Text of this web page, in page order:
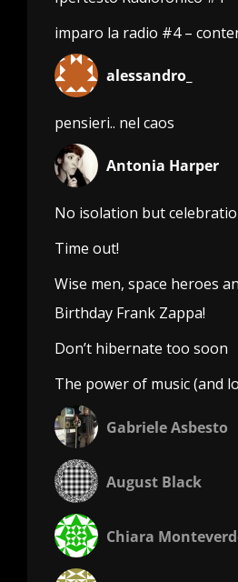
imparo la radio #4 –
alessandro_
pensieri.. nel caos
Antonia Harper
No isolation but
Time out!
Wise men, space heroes
Birthday Frank Zappa!
Don’t hibernate too soon
The power of music (and
Gabriele Asbesto
August Black
Chiara